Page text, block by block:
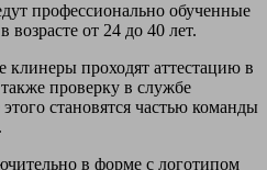
профессионально обученные
от 24 до 40 лет.
клинеры проходят аттестацию в
проверку в службе
становятся частью команды
в форме с логотипом